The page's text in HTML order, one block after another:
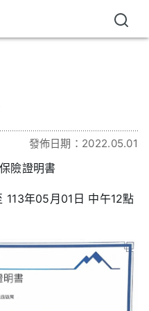
發佈日期：2022.05.01
險證明書
113年05月01日 中午12點